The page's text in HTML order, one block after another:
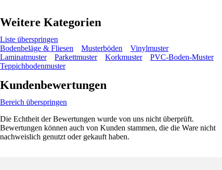
Weitere Kategorien
Liste überspringen
Bodenbeläge & Fliesen
Musterböden
Vinylmuster
Laminatmuster
Parkettmuster Korkmuster
PVC-Boden-Muster
Teppichbodenmuster
Kundenbewertungen
Bereich überspringen
Die Echtheit der Bewertungen wurde von uns nicht überprüft.
Bewertungen können auch von Kunden stammen, die die Ware nicht
nachweislich genutzt oder gekauft haben.